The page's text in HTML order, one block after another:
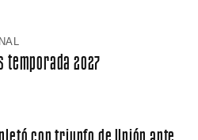
temporada 2027